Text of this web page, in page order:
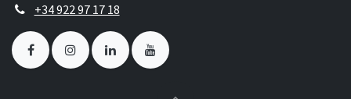
+34 922 97 17 18